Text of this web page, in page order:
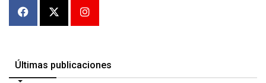
Últimas publicaciones